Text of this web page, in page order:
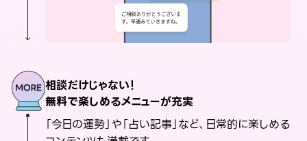
相談だけじゃない！
無料で楽しめるメニューが充実
「今日の運勢」や「占い記事」など、日常的に楽しめる